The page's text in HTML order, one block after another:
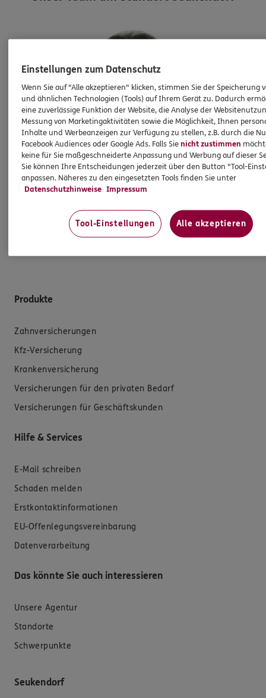
Harald Boguth
Versicherungsfachmann
(BWV) Finanzanlagen IHK
Tel: 0911/2159 3250
Mobil: 0157/77 69 42 01
Produkte
Zahnversicherungen
Kfz-Versicherung
Krankenversicherung
Versicherungen für den privaten Bedarf
Versicherungen für Geschäftskunden
Hilfe & Services
E-Mail schreiben
Schaden melden
Erstkontaktinformationen
EU-Offenlegungsvereinbarung
Datenverarbeitung
Das könnte Sie auch interessieren
Unsere Agentur
Standorte
Schwerpunkte
Seukendorf
Einstellungen zum Datenschutz
Wenn Sie auf "Alle akzeptieren" klicken, stimmen Sie der Speicherung
und ähnlichen Technologien (Tools) auf Ihrem Gerät zu. Dadurch
eine zuverlässige Funktion der Website, die Analyse der
Messung von Marketingaktivitäten sowie die Möglichkeit, Ihnen
Inhalte und Werbeanzeigen zur Verfügung zu stellen, z.B. durch die
Facebook Audiences oder Google Ads. Falls Sienicht zustimmen
keine für Sie maßgeschneiderte Anpassung und Werbung auf dieser
Sie können Ihre Entscheidungen jederzeit über den Button "Tool-
anpassen. Näheres zu den eingesetzten Tools finden Sie unter
Datenschutzhinweise Impressum
Tool-Einstellungen Alle akzeptieren